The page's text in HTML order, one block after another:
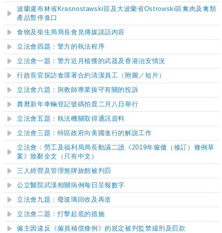
波蘭盧布林省Krasnostawski區及大波蘭省Ostrowski區禽肉及禽類
產品暫停進口
食物及衞生局局長會見傳媒談話內容
​立法會四題：警方的執法程序
立法會一題：警方近月檢獲的武器及香港治安情況
行政長官探訪食環署合約清潔員工（附圖／短片）
立法會六題：與教師專業操守有關的投訴
農曆新年車輛登記號碼拍賣二月八日舉行
立法會五 題： 執法機關取得通訊資料
立法會三題：特區政府向美國進行的解說工作
立法會：勞工及福利局局長動議二讀《2019年僱傭（修訂）條例草
案》致辭全文（只有中文）
三人經營及管理無牌旅館被判罰
公立醫院武漢相關病例每日呈報數字
立法會九題：廢玻璃回收及再造
立法會二題：打擊起底的措施
僱主因違反《僱員補償條例》的規定被判監禁緩刑及罰款